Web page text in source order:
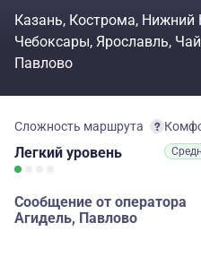
Казань Кострома Нижний
Чебоксары Ярославль
Павлово
Сложность маршрута
Легкий уровень
Сообщение от оператора
Агидель, Павлово